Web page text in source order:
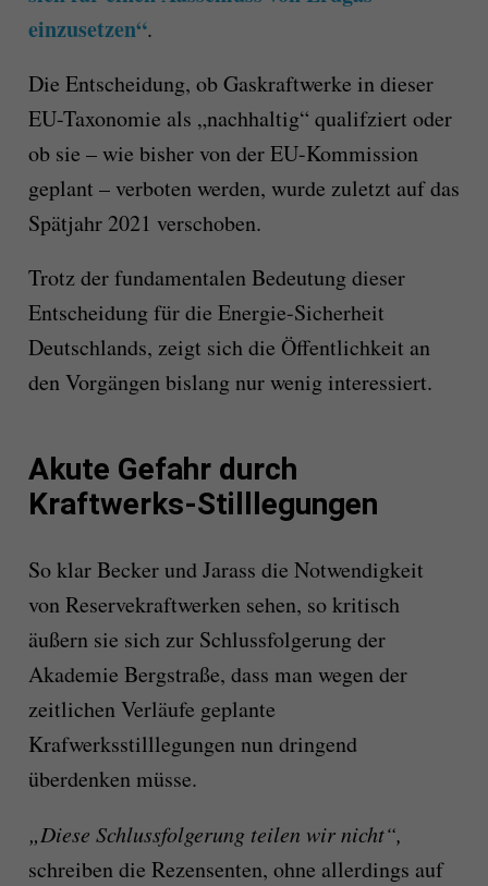
einzusetzen“.
Die Entscheidung, ob Gaskraftwerke in dieser
EU-Taxonomie als „nachhaltig“ qualifziert oder
ob sie – wie bisher von der EU-Kommission
geplant – verboten werden, wurde zuletzt auf das
Spätjahr 2021 verschoben.
Trotz der fundamentalen Bedeutung dieser
Entscheidung für die Energie-Sicherheit
Deut­schlands, zeigt sich die Öffent­lich­keit an
den Vorgängen bislang nur wenig interessiert.
Akute Gefahr durch
Kraftwerks-Stilllegungen
So klar Becker und Jarass die Not­wen­digkeit
von Reservekraftwerken sehen, so kritisch
äußern sie sich zur Schlussfolgerung der
Akademie Berg­straße, dass man wegen der
zeitlichen Verläu­fe geplante
Krafwerks­stillle­gungen nun drin­gend
überdenken müsse.
„Diese Schlussfolgerung teilen wir nicht“,
schreiben die Rezensenten, ohne allerdings auf